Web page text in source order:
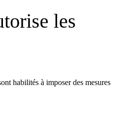
les
habilités à imposer des mesures